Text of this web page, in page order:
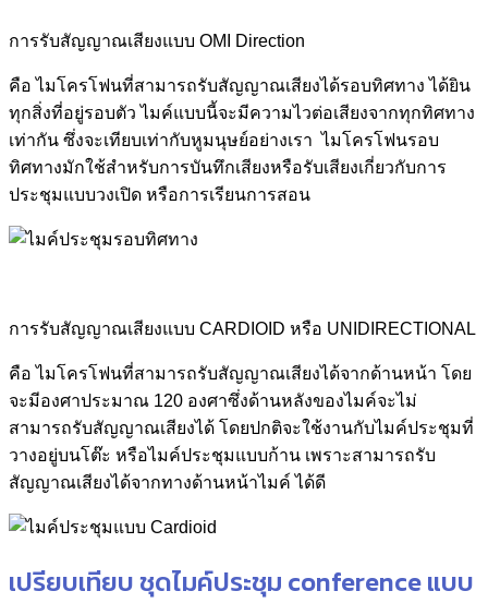
การรับสัญญาณเสียงแบบ OMI Direction
คือ ไมโครโฟนที่สามารถรับสัญญาณเสียงได้รอบทิศทาง ได้ยิน
ทุกสิ่งที่อยู่รอบตัว ไมค์แบบนี้จะมีความไวต่อเสียงจากทุกทิศทาง
เท่ากัน ซึ่งจะเทียบเท่ากับหูมนุษย์อย่างเรา ไมโครโฟนรอบ
ทิศทางมักใช้สำหรับการบันทึกเสียงหรือรับเสียงเกี่ยวกับการ
ประชุมแบบวงเปิด หรือการเรียนการสอน
การรับสัญญาณเสียงแบบ CARDIOID หรือ UNIDIRECTIONAL
คือ ไมโครโฟนที่สามารถรับสัญญาณเสียงได้จากด้านหน้า โดย
จะมีองศาประมาณ 120 องศาซึ่งด้านหลังของไมค์จะไม่
สามารถรับสัญญาณเสียงได้ โดยปกติจะใช้งานกับไมค์ประชุมที่
วางอยู่บนโต๊ะ หรือไมค์ประชุมแบบก้าน เพราะสามารถรับ
สัญญาณเสียงได้จากทางด้านหน้าไมค์ ได้ดี
เปรียบเทียบ ชุดไมค์ประชุม conference แบบ